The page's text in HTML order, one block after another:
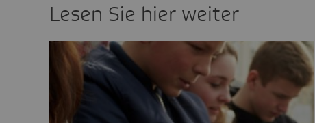
Lesen Sie hier weiter